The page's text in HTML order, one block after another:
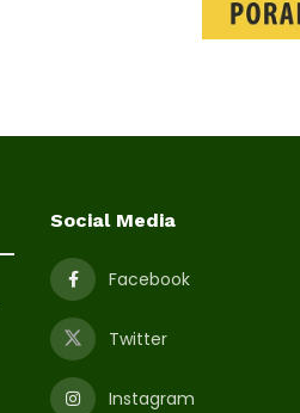
Social Media
Facebook
Twitter
Instagram